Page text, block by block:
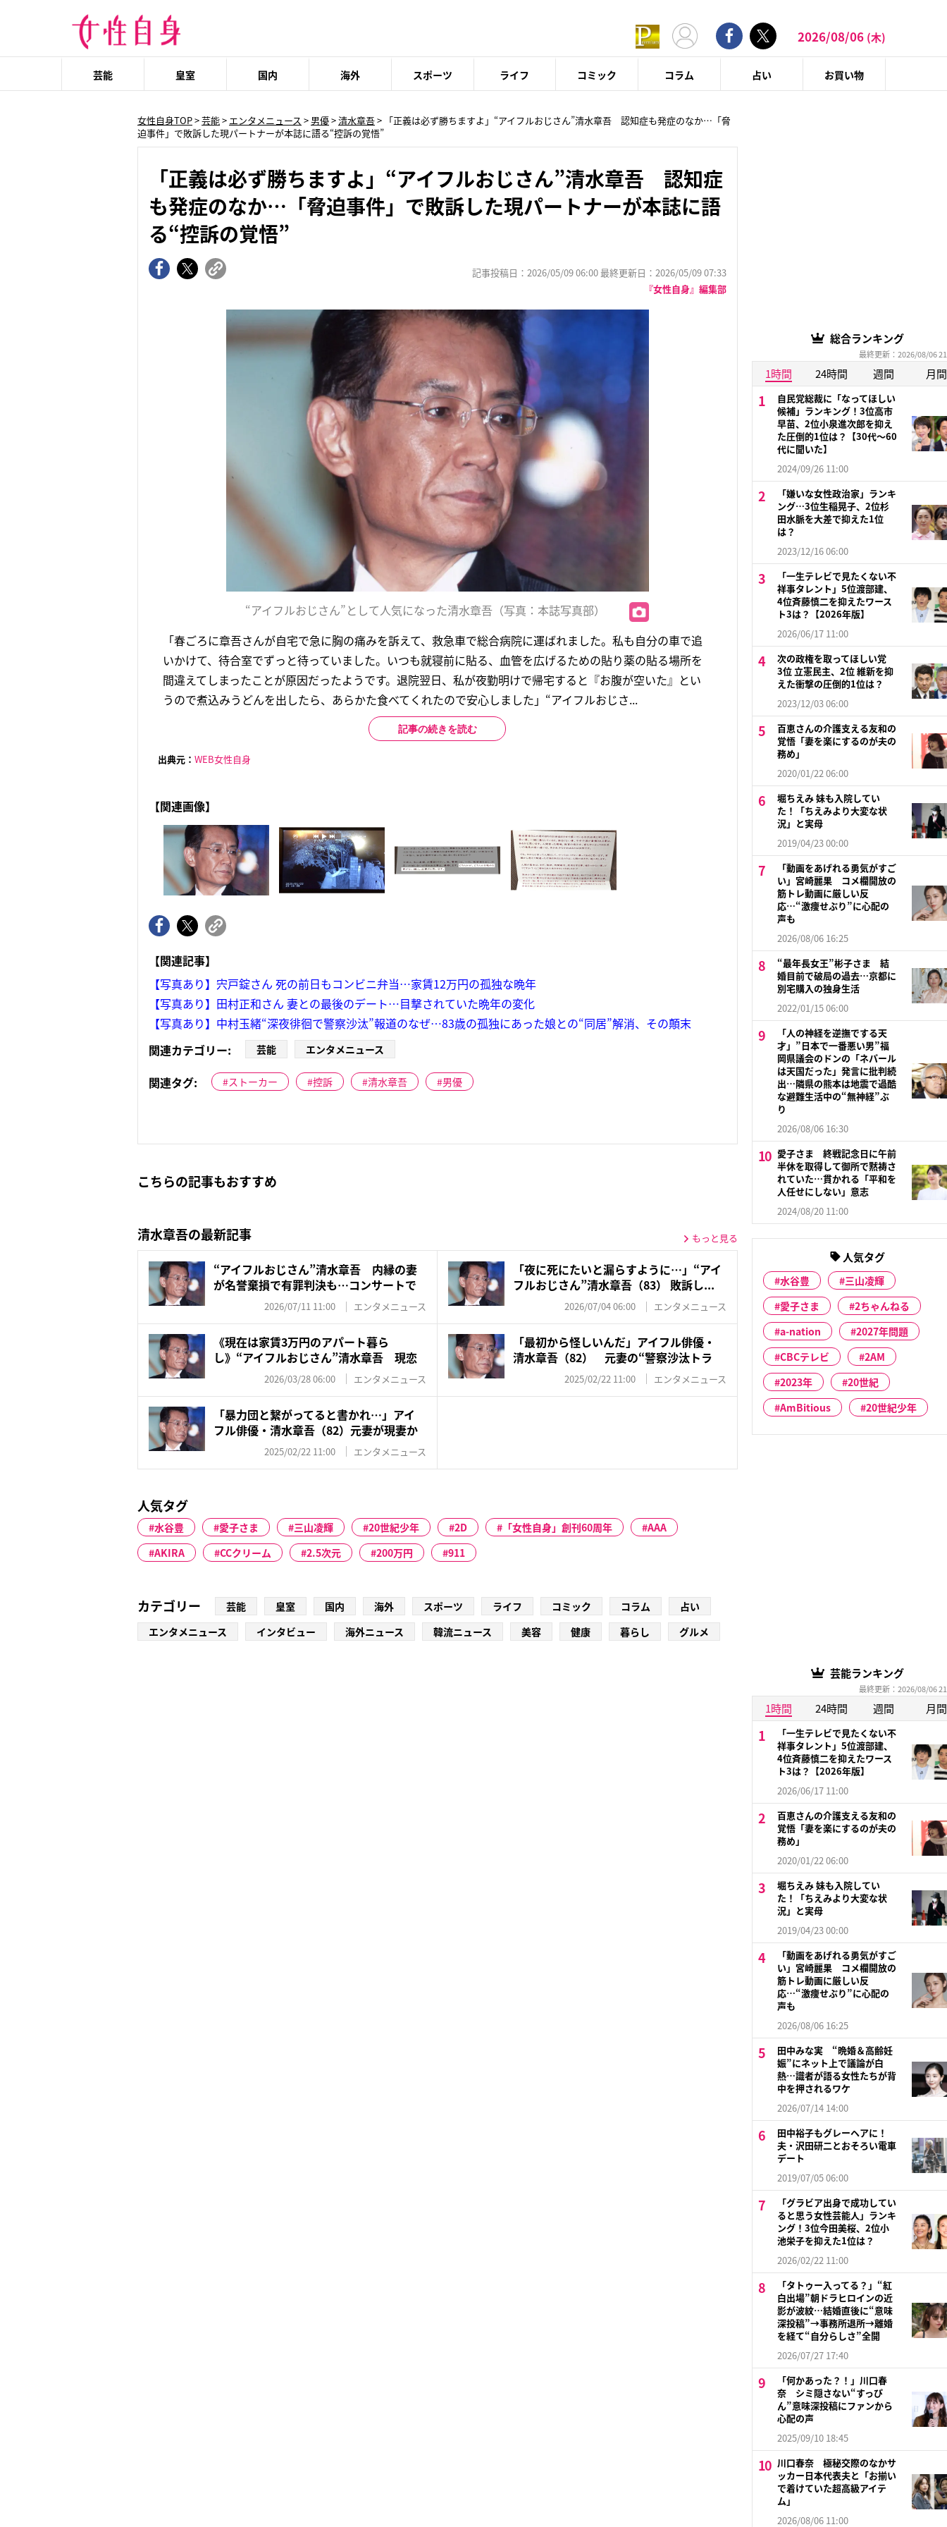
2026/08/06 (木)
芸能 皇室 国内 海外 スポーツ ライフ コミック コラム 占い お買い物
女性自身TOP>芸能> エンタメニュース > 男優>清水章吾> 「正義は必ず勝ちますよ」“アイフルおじさん”清水章吾 認知症も発症のなか…「脅
迫事件」で敗訴した現パートナーが本誌に語る“控訴の覚悟”
「正義は必ず勝ちますよ」“アイフルおじさん”清水章吾 認知症
も発症のなか…「脅迫事件」で敗訴した現パートナーが本誌に語
る“控訴の覚悟”
記事投稿日：2026/05/09 06:00 最終更新日：2026/05/09 07:33
『女性自身』編集部
“アイフルおじさん”として人気になった清水章吾（写真：本誌写真部）
「春ごろに章吾さんが自宅で急に胸の痛みを訴えて、救急車で総合病院に運ばれました。私も自分の車で追
いかけて、待合室でずっと待っていました。いつも就寝前に貼る、血管を広げるための貼り薬の貼る場所を
間違えてしまったことが原因だったようです。退院翌日、私が夜勤明けで帰宅すると『お腹が空いた』とい
うので煮込みうどんを出したら、あらかた食べてくれたので安心しました」“アイフルおじさ...
記事の続きを読む
出典元： WEB女性自身
【関連画像】
【関連記事】
【写真あり】宍戸錠さん 死の前日もコンビニ弁当…家賃12万円の孤独な晩年
【写真あり】田村正和さん 妻との最後のデート…目撃されていた晩年の変化
【写真あり】中村玉緒“深夜徘徊で警察沙汰”報道のなぜ…83歳の孤独にあった娘との“同居”解消、その顛末
関連カテゴリー:
芸能 エンタメニュース
関連タグ: ストーカー 控訴 清水章吾 男優
こちらの記事もおすすめ
清水章吾の最新記事 もっと見る
“アイフルおじさん”清水章吾 内縁の妻
が名誉棄損で有罪判決も…コンサートで
2026/07/11 11:00 エンタメニュース
「夜に死にたいと漏らすように…」“アイ
フルおじさん”清水章吾（83） 敗訴し...
2026/07/04 06:00 エンタメニュース
《現在は家賃3万円のアパート暮ら
し》“アイフルおじさん”清水章吾 現恋
2026/03/28 06:00 エンタメニュース
「最初から怪しいんだ」アイフル俳優・
清水章吾（82） 元妻の“警察沙汰トラ
2025/02/22 11:00 エンタメニュース
「暴力団と繋がってると書かれ…」アイ
フル俳優・清水章吾（82）元妻が現妻か
2025/02/22 11:00 エンタメニュース
人気タグ
水谷豊 愛子さま 三山凌輝 20世紀少年 2D 「女性自身」創刊60周年
AAA
AKIRA
CCクリーム 2.5次元 200万円 911
カテゴリー 芸能 皇室 国内 海外 スポーツ ライフ コミック コラム
占い
エンタメニュース
インタビュー 海外ニュース 韓流ニュース 美容 健康 暮らし グルメ
総合ランキング
最終更新：2026/08/06
1時間 24時間 週間 月間
自民党総裁に「なってほしい
候補」ランキング！3位高市
早苗、2位小泉進次郎を抑え
た圧倒的1位は？【30代〜60
代に聞いた】
2024/09/26 11:00
「嫌いな女性政治家」ランキ
ング…3位生稲晃子、2位杉
田水脈を大差で抑えた1位
は？
2023/12/16 06:00
「一生テレビで見たくない不
祥事タレント」5位渡部建、
4位斉藤慎二を抑えたワース
ト3は？【2026年版】
2026/06/17 11:00
次の政権を取ってほしい党
3位 立憲民主、2位 維新を抑
えた衝撃の圧倒的1位は？
2023/12/03 06:00
百恵さんの介護支える友和の
覚悟「妻を楽にするのが夫の
務め」
2020/01/22 06:00
堀ちえみ 妹も入院してい
た！「ちえみより大変な状
況」と実母
2019/04/23 00:00
「動画をあげれる勇気がすご
い」宮崎麗果 コメ欄開放の
筋トレ動画に厳しい反
応…“激痩せぶり”に心配の
声も
2026/08/06 16:25
“最年長女王”彬子さま 結
婚目前で破局の過去…京都に
別宅購入の独身生活
2022/01/15 06:00
「人の神経を逆撫でする天
才」”日本で一番悪い男”福
岡県議会のドンの「ネパール
は天国だった」発言に批判続
出…隣県の熊本は地震で過酷
な避難生活中の“無神経”ぶ
り
2026/08/06 16:30
愛子さま 終戦記念日に午前
半休を取得して御所で黙祷さ
れていた…貫かれる「平和を
人任せにしない」意志
2024/08/20 11:00
人気タグ
水谷豊
三山凌輝
愛子さま
2ちゃんねる
a-nation
2027年問題
CBCテレビ
2AM
2023年
20世紀
AmBitious
20世紀少年
芸能ランキング
最終更新：2026/08/06
1時間 24時間 週間 月間
「一生テレビで見たくない不
祥事タレント」5位渡部建、
4位斉藤慎二を抑えたワース
ト3は？【2026年版】
2026/06/17 11:00
百恵さんの介護支える友和の
覚悟「妻を楽にするのが夫の
務め」
2020/01/22 06:00
堀ちえみ 妹も入院してい
た！「ちえみより大変な状
況」と実母
2019/04/23 00:00
「動画をあげれる勇気がすご
い」宮崎麗果 コメ欄開放の
筋トレ動画に厳しい反
応…“激痩せぶり”に心配の
声も
2026/08/06 16:25
田中みな実 “晩婚＆高齢妊
娠”にネット上で議論が白
熱…識者が語る女性たちが背
中を押されるワケ
2026/07/14 14:00
田中裕子もグレーヘアに！
夫・沢田研二とおそろい電車
デート
2019/07/05 06:00
「グラビア出身で成功してい
ると思う女性芸能人」ランキ
ング！3位今田美桜、2位小
池栄子を抑えた1位は？
2026/02/22 11:00
「タトゥー入ってる？」“紅
白出場”朝ドラヒロインの近
影が波紋…結婚直後に“意味
深投稿”→事務所退所→離婚
を経て“自分らしさ”全開
2026/07/27 17:40
「何かあった？！」川口春
奈 シミ隠さない“すっぴ
ん”意味深投稿にファンから
心配の声
2025/09/10 18:45
川口春奈 極秘交際のなかサ
ッカー日本代表夫と「お揃い
で着けていた超高級アイテ
ム」
2026/08/06 11:00